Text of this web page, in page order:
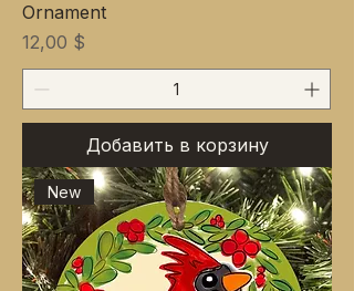
Ornament
Цена
12,00 $
Добавить в корзину
New